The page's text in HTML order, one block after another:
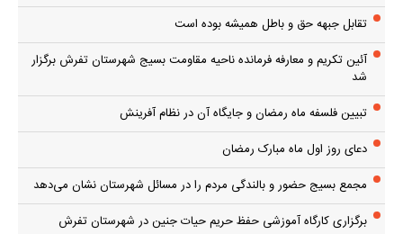
تقابل جبهه حق و باطل همیشه بوده است
آئین تکریم و معارفه فرمانده ناحیه مقاومت بسیج شهرستان تفرش برگزار
شد
تبیین فلسفه ماه رمضان و جایگاه آن در نظام آفرینش
دعای روز اول ماه مبارک رمضان
مجمع بسیج حضور و بالندگی مردم را در مسائل شهرستان نشان می‌دهد
برگزاری کارگاه آموزشی حفظ حریم حیات جنین در شهرستان تفرش